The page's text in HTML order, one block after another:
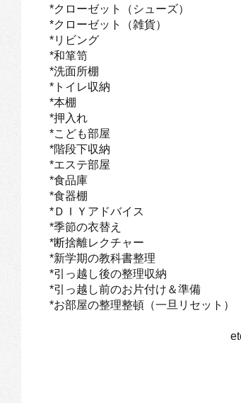
*クローゼット（シューズ）
*クローゼット（雑貨）
*リビング
*和箪笥
*洗面所棚
*トイレ収納
*本棚
*押入れ
*こども部屋
*階段下収納
*エステ部屋
*食品庫
*食器棚
*ＤＩＹアドバイス
*季節の衣替え
*断捨離レクチャー
*新学期の教科書整理
*引っ越し後の整理収納
*引っ越し前のお片付け＆準備
*お部屋の整理整頓（一旦リセット）